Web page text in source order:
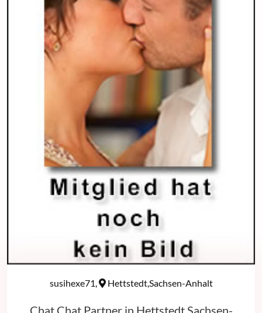
susihexe71, Hettstedt,Sachsen-Anhalt
Chat Chat Partner in Hettstedt,Sachsen-